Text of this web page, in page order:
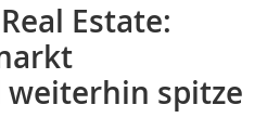
Estate:
weiterhin spitze